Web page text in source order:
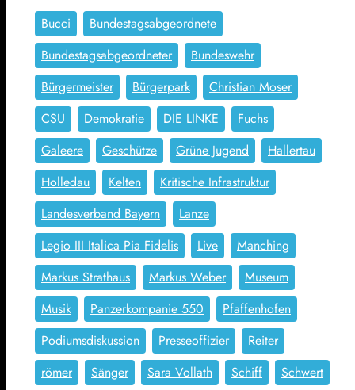
Bucci
Bundestagsabgeordnete
Bundestagsabgeordneter
Bundeswehr
Bürgermeister
Bürgerpark
Christian Moser
CSU
Demokratie DIE LINKE
Fuchs
Galeere
Geschütze Grüne Jugend
Hallertau
Holledau
Kelten
Kritische Infrastruktur
Landesverband Bayern
Lanze
Legio III Italica Pia Fidelis
Live
Manching
Markus Strathaus
Markus Weber
Museum
Musik
Panzerkompanie 550
Pfaffenhofen
Podiumsdiskussion
Presseoffizier
Reiter
römer
Sänger Sara Vollath Schiff
Schwert